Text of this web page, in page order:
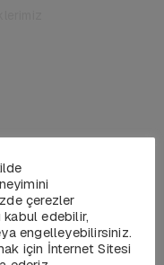
çerezler
kabul edebilir,
engelleyebilirsiniz.
için İnternet Sitesi